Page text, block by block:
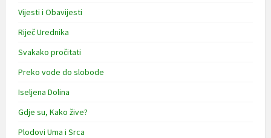
Vijesti i Obavijesti
Riječ Urednika
Svakako pročitati
Preko vode do slobode
Iseljena Dolina
Gdje su, Kako žive?
Plodovi Uma i Srca